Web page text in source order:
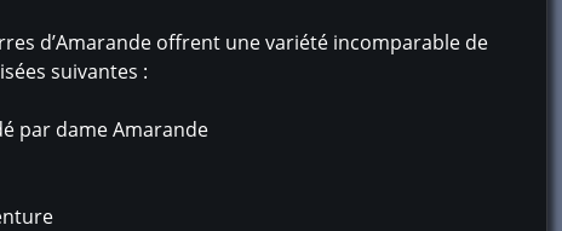
d’Amarande offrent une variété incomparable de
suivantes :
par dame Amarande